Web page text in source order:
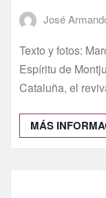
José
Texto y fotos:
Espíritu de
Cataluña, el
MÁS